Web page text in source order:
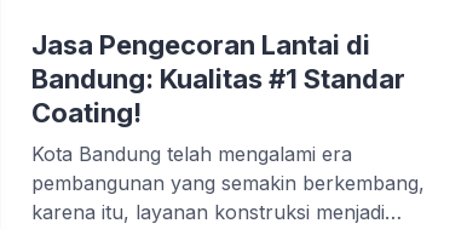
Jasa Pengecoran Lantai di
Bandung: Kualitas #1 Standar
Coating!
Kota Bandung telah mengalami era
pembangunan yang semakin berkembang,
karena itu, layanan konstruksi menjadi